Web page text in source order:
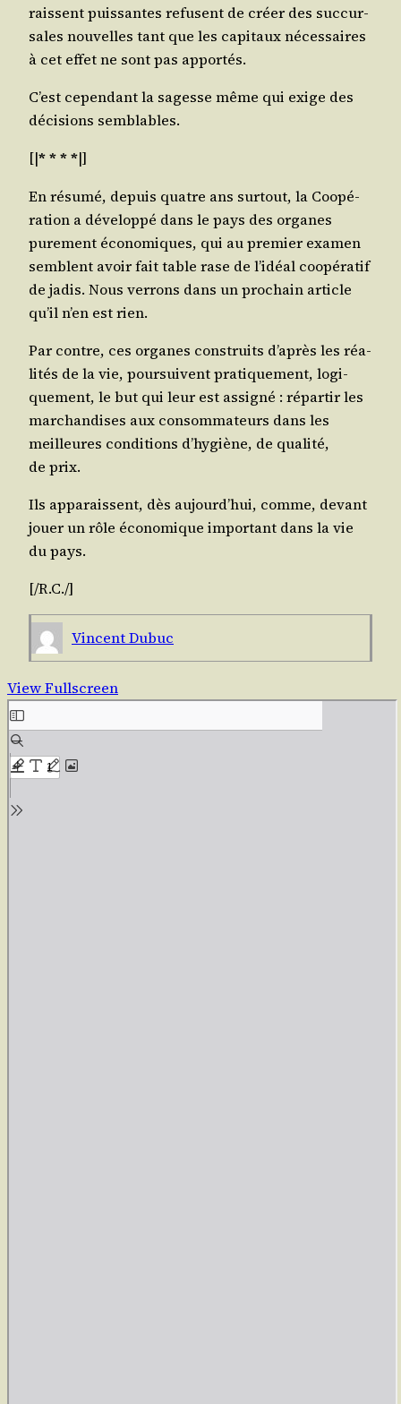
raissent puis­santes refusent de créer des suc­cur­
sales nou­velles tant que les capi­taux néces­saires
à cet effet ne sont pas apportés.
C’est cepen­dant la sagesse même qui exige des
déci­sions semblables.
[|* * * *|]
En résu­mé, depuis quatre ans sur­tout, la Coopé­
ra­tion a déve­lop­pé dans le pays des organes
pure­ment éco­no­miques, qui au pre­mier exa­men
semblent avoir fait table rase de l’idéal coopé­ra­tif
de jadis. Nous ver­rons dans un pro­chain article
qu’il n’en est rien.
Par contre, ces organes construits d’après les réa­
li­tés de la vie, pour­suivent pra­ti­que­ment, logi­
que­ment, le but qui leur est assi­gné : répar­tir les
mar­chan­dises aux consom­ma­teurs dans les
meilleures condi­tions d’hygiène, de qua­li­té,
de prix.
Ils appa­raissent, dès aujourd’hui, comme, devant
jouer un rôle éco­no­mique impor­tant dans la vie
du pays.
[/R.C./]
Vincent Dubuc
View Fullscreen